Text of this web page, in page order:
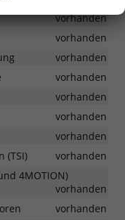
(nur für eHybrid und
vorhanden
vorhanden
vorhanden
vorhanden
vorhanden
vorhanden
vorhanden
(TSI)
vorhanden
4MOTION)
vorhanden
vorhanden